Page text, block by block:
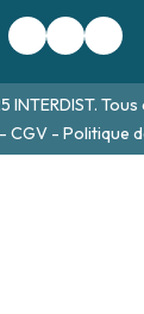
- CGV - Politique